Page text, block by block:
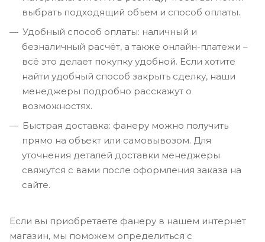
выбрать подходящий объем и способ оплаты.
Удобный способ оплаты: наличный и
безналичный расчёт, а также онлайн-платежи –
всё это делает покупку удобной. Если хотите
найти удобный способ закрыть сделку, наши
менеджеры подробно расскажут о
возможностях.
Быстрая доставка: фанеру можно получить
прямо на объект или самовывозом. Для
уточнения деталей доставки менеджеры
свяжутся с вами после оформления заказа на
сайте.
Если вы приобретаете фанеру в нашем интернет
магазин, мы поможем определиться с